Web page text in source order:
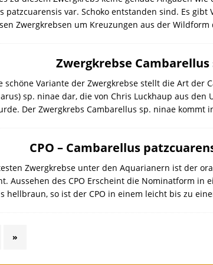
patzcuarensis var. Schoko entstanden sind. Es gibt
Zwergkrebsen um Kreuzungen aus der Wildform
Zwergkrebse Cambarellus
schöne Variante der Zwergkrebse stellt die Art der
sp. ninae dar, die von Chris Luckhaup aus den
Der Zwergkrebs Cambarellus sp. ninae kommt
CPO – Cambarellus
Zwergkrebse unter den Aquarianern ist der
Aussehen des CPO Erscheint die Nominatform in
hellbraun, so ist der CPO in einem leicht bis zu
»